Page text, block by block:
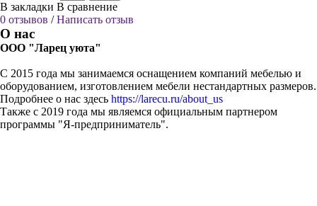
В закладки В сравнение
0 отзывов /Написать отзыв
О нас
ООО "Ларец уюта"
С 2015 года мы занимаемся оснащением компаний мебелью и
оборудованием, изготовлением мебели нестандартных размеров.
Подробнее о нас здесь https://larecu.ru/about_us
Также с 2019 года мы являемся официальным партнером
программы "Я-предприниматель".